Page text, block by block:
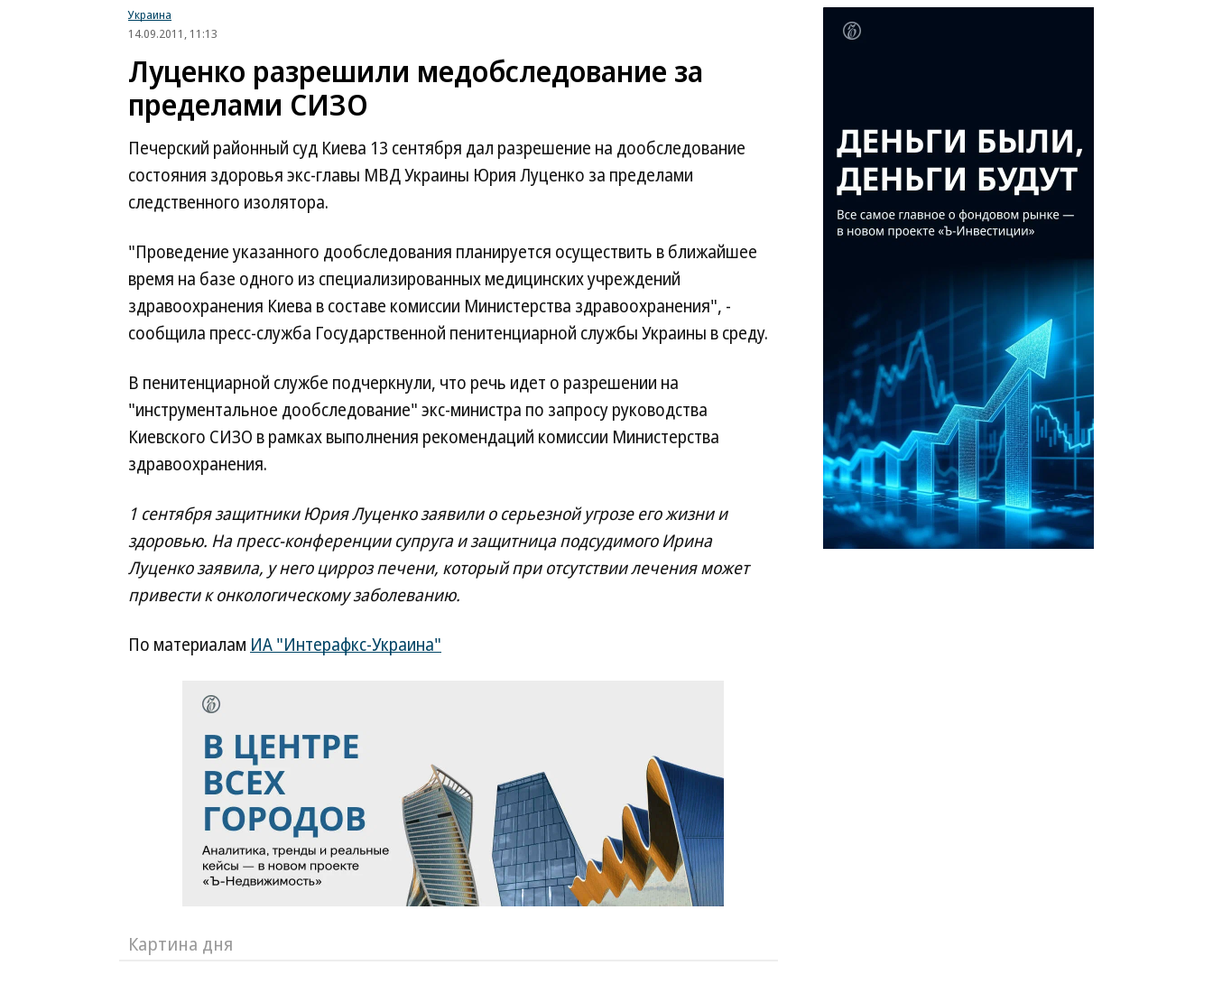
Украина
14.09.2011, 11:13
Луценко разрешили медобследование за
пределами СИЗО
Печерский районный суд Киева 13 сентября дал разрешение на дообследование
состояния здоровья экс-главы МВД Украины Юрия Луценко за пределами
следственного изолятора.
"Проведение указанного дообследования планируется осуществить в ближайшее
время на базе одного из специализированных медицинских учреждений
здравоохранения Киева в составе комиссии Министерства здравоохранения", -
сообщила пресс-служба Государственной пенитенциарной службы Украины в среду.
В пенитенциарной службе подчеркнули, что речь идет о разрешении на
"инструментальное дообследование" экс-министра по запросу руководства
Киевского СИЗО в рамках выполнения рекомендаций комиссии Министерства
здравоохранения.
1 сентября защитники Юрия Луценко заявили о серьезной угрозе его жизни и
здоровью. На пресс-конференции супруга и защитница подсудимого Ирина
Луценко заявила, у него цирроз печени, который при отсутствии лечения может
привести к онкологическому заболеванию.
По материалам ИА "Интерафкс-Украина"
Картина дня